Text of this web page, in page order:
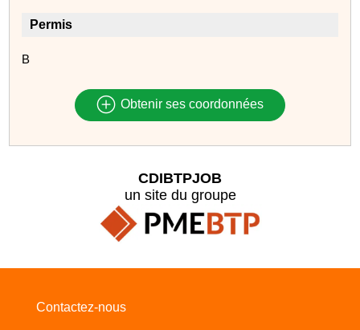
Permis
B
Obtenir ses coordonnées
CDIBTPJOB
un site du groupe
Contactez-nous